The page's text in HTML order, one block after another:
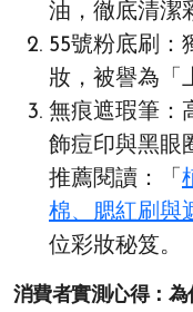
油，徹底清潔
55號粉底刷：
妝，被譽為「
無痕遮瑕筆：
飾痘印與黑眼
推薦閱讀：「
棉、腮紅刷與
位彩妝秘笈。
消費者實測心得：